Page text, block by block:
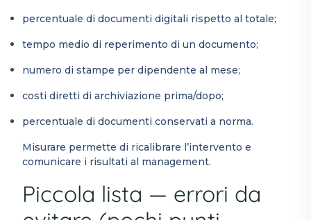
percentuale di documenti digitali rispetto al totale;
tempo medio di reperimento di un documento;
numero di stampe per dipendente al mese;
costi diretti di archiviazione prima/dopo;
percentuale di documenti conservati a norma.
Misurare permette di ricalibrare l’intervento e
comunicare i risultati al management.
Piccola lista — errori da